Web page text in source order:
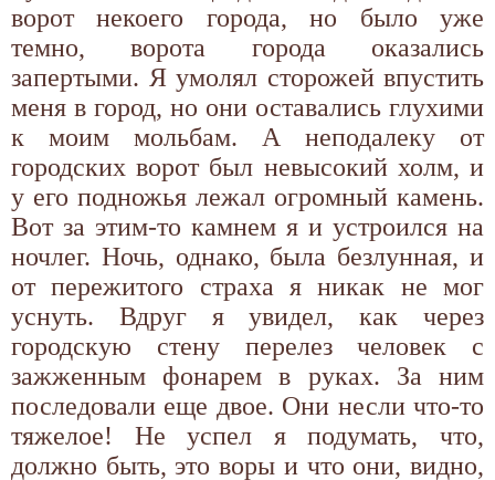
ворот некоего города, но было уже
темно, ворота города оказались
запертыми. Я умолял сторожей впустить
меня в город, но они оставались глухими
к моим мольбам. А неподалеку от
городских ворот был невысокий холм, и
у его подножья лежал огромный камень.
Вот за этим-то камнем я и устроился на
ночлег. Ночь, однако, была безлунная, и
от пережитого страха я никак не мог
уснуть. Вдруг я увидел, как через
городскую стену перелез человек с
зажженным фонарем в руках. За ним
последовали еще двое. Они несли что-то
тяжелое! Не успел я подумать, что,
должно быть, это воры и что они, видно,